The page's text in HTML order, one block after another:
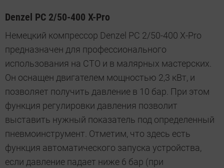
Denzel PC 2/50-400 X-Pro
Немецкий компрессор Denzel PC 2/50-400 X-Pro
предназначен для профессионального
использования на СТО и в малярных мастерских.
Он оснащен двигателем мощностью 2,3 кВт, и
позволяет получить давление в 10 бар. При этом
функция регулировки давления позволит
выставить нужный показатель под определенный
пневмоинструмент. Отметим, что здесь есть
функция автоматического запуска устройства,
если давление падает ниже 6 бар (при